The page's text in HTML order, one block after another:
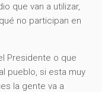
que van a utilizar,
no participan en
Presidente o que
pueblo, si esta muy
la gente va a